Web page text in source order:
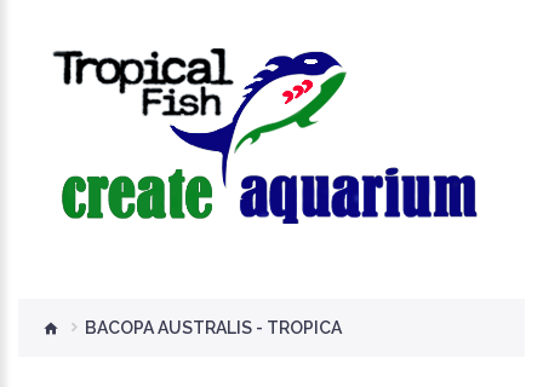
BACOPA AUSTRALIS - TROPICA